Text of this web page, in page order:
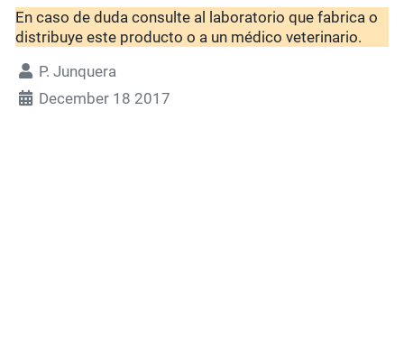
En caso de duda consulte al laboratorio que fabrica o
distribuye este producto o a un médico veterinario.
P. Junquera
December 18 2017